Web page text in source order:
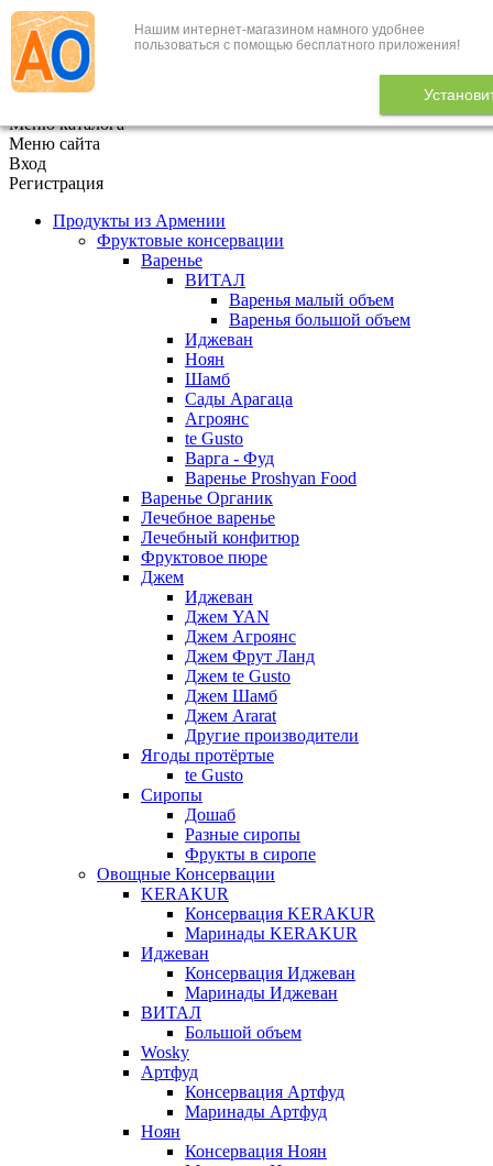
Нашим интернет-магазином намного удобнее
пользоваться с помощью бесплатного приложения!
+7 (495) 646-888-1
В корзине 0
Меню каталога
Меню сайта
Вход
Регистрация
Продукты из Армении
Фруктовые консервации
Варенье
ВИТАЛ
Варенья малый объем
Варенья большой объем
Иджеван
Ноян
Шамб
Сады Арагаца
Агроянс
te Gusto
Варга - Фуд
Варенье Proshyan Food
Варенье Органик
Лечебное варенье
Лечебный конфитюр
Фруктовое пюре
Джем
Иджеван
Джем YAN
Джем Агроянс
Джем Фрут Ланд
Джем te Gusto
Джем Шамб
Джем Ararat
Другие производители
Ягоды протёртые
te Gusto
Сиропы
Дошаб
Разные сиропы
Фрукты в сиропе
Овощные Консервации
KERAKUR
Консервация KERAKUR
Маринады KERAKUR
Иджеван
Консервация Иджеван
Маринады Иджеван
ВИТАЛ
Большой объем
Wosky
Артфуд
Консервация Артфуд
Маринады Артфуд
Ноян
Консервация Ноян